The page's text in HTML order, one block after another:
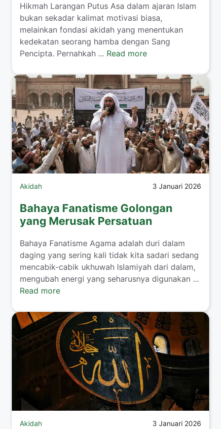
Hikmah Larangan Putus Asa dalam ajaran Islam
bukan sekadar kalimat motivasi biasa,
melainkan fondasi akidah yang menentukan
kedekatan seorang hamba dengan Sang
Pencipta. Pernahkah ... Read more
Akidah 3 Januari 2026
Bahaya Fanatisme Golongan
yang Merusak Persatuan
Bahaya Fanatisme Agama adalah duri dalam
daging yang sering kali tidak kita sadari sedang
mencabik-cabik ukhuwah Islamiyah dari dalam,
mengubah energi yang seharusnya digunakan ...
Read more
Akidah 3 Januari 2026